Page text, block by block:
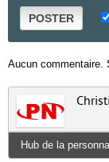
POSTER
Aucun commentaire.
Hub de la